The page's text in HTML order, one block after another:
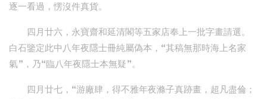
逐一看過，愣沒件真貨。
四月廿六，永寶齋和延清閣等五家店奉上一批字畫請選。
白石鑒定此中八年夜隱士冊純屬偽本，“其稿無那時海上名家
氣”，乃“臨八年夜隱士本無疑”。
四月廿七，“游廠肆，得不雅年夜滌子真跡畫，超凡盡倫；